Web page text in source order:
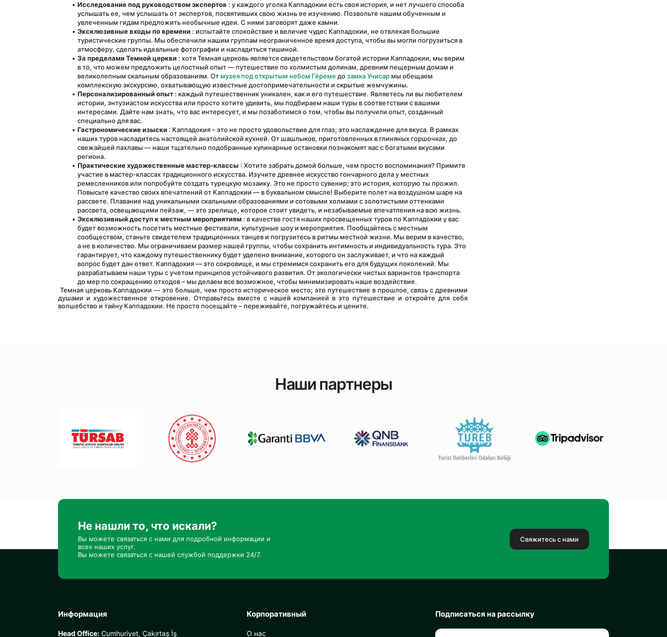
Исследование под руководством экспертов : у каждого уголка Каппадокии есть своя история, и нет лучшего способа
услышать ее, чем услышать от экспертов, посвятивших свою жизнь ее изучению. Позвольте нашим обученным и
увлеченным гидам предложить необычные идеи. С ними заговорят даже камни.
Эксклюзивные входы по времени : испытайте спокойствие и величие чудес Каппадокии, не отвлекая большие
туристические группы. Мы обеспечили нашим группам неограниченное время доступа, чтобы вы могли погрузиться в
атмосферу, сделать идеальные фотографии и насладиться тишиной.
За пределами Темной церкви : хотя Темная церковь является свидетельством богатой истории Каппадокии, мы верим
в то, что можем предложить целостный опыт — путешествие по холмистым долинам, древним пещерным домам и
великолепным скальным образованиям. От музея под открытым небом Гёреме до замка Учисар мы обещаем
комплексную экскурсию, охватывающую известные достопримечательности и скрытые жемчужины.
Персонализированный опыт : каждый путешественник уникален, как и его путешествие. Являетесь ли вы любителем
истории, энтузиастом искусства или просто хотите удивить, мы подбираем наши туры в соответствии с вашими
интересами. Дайте нам знать, что вас интересует, и мы позаботимся о том, чтобы вы получили опыт, созданный
специально для вас.
Гастрономические изыски : Каппадокия – это не просто удовольствие для глаз; это наслаждение для вкуса. В рамках
наших туров насладитесь настоящей анатолийской кухней. От шашлыков, приготовленных в глиняных горшочках, до
свежайшей пахлавы — наши тщательно подобранные кулинарные остановки познакомят вас с богатыми вкусами
региона.
Практические художественные мастер-классы : Хотите забрать домой больше, чем просто воспоминания? Примите
участие в мастер-классах традиционного искусства. Изучите древнее искусство гончарного дела у местных
ремесленников или попробуйте создать турецкую мозаику. Это не просто сувенир; это история, которую ты прожил.
Повысьте качество своих впечатлений от Каппадокии — в буквальном смысле! Выберите полет на воздушном шаре на
рассвете. Плавание над уникальными скальными образованиями и сотовыми холмами с золотистыми оттенками
рассвета, освещающими пейзаж, — это зрелище, которое стоит увидеть, и незабываемые впечатления на всю жизнь.
Эксклюзивный доступ к местным мероприятиям : в качестве гостя наших просвещенных туров по Каппадокии у вас
будет возможность посетить местные фестивали, культурные шоу и мероприятия. Пообщайтесь с местным
сообществом, станьте свидетелем традиционных танцев и погрузитесь в ритмы местной жизни. Мы верим в качество,
а не в количество. Мы ограничиваем размер нашей группы, чтобы сохранить интимность и индивидуальность тура. Это
гарантирует, что каждому путешественнику будет уделено внимание, которого он заслуживает, и что на каждый
вопрос будет дан ответ. Каппадокия — это сокровище, и мы стремимся сохранить его для будущих поколений. Мы
разрабатываем наши туры с учетом принципов устойчивого развития. От экологически чистых вариантов транспорта
до мер по сокращению отходов – мы делаем все возможное, чтобы минимизировать наше воздействие.
душами и художественное откровение. Отправьтесь вместе с нашей компанией в это путешествие и откройте для себя
волшебство и тайну Каппадокии. Не просто посещайте – переживайте, погружайтесь и цените.
Наши партнеры
Не нашли то, что искали?
Вы можете связаться с нами для подробной информации и
всех наших услуг.
Вы можете связаться с нашей службой поддержки 24/7.
Свяжитесь с нами
Информация
Head Office: Cumhuriyet, Çakırtaş İş
Корпоративный
О нас
Подписаться на рассылку